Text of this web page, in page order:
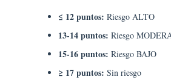
≤ 12 puntos: Riesgo ALTO
13-14 puntos: Riesgo
15-16 puntos: Riesgo BAJO
≥ 17 puntos: Sin riesgo